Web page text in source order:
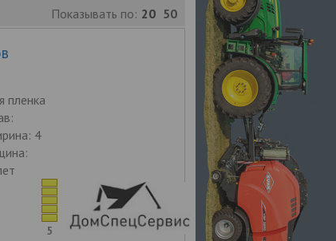
Показывать по: 20 50
пленка
4
5